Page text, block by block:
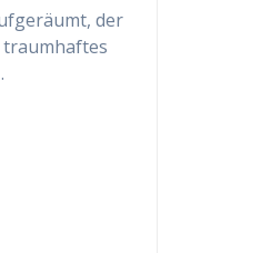
der
traumhaftes